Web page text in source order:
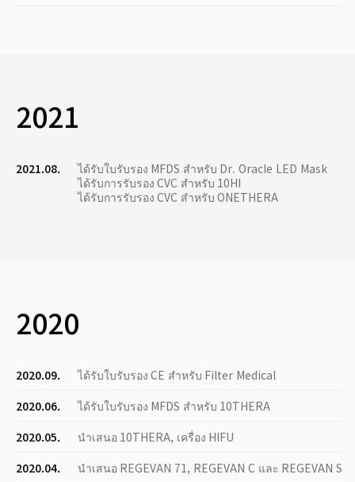
2021
2021.08.
ได้รับใบรับรอง MFDS สำหรับ Dr. Oracle LED Mask
ได้รับการรับรอง CVC สำหรับ 10HI
ได้รับการรับรอง CVC สำหรับ ONETHERA
2020
2020.09.
ได้รับใบรับรอง CE สำหรับ Filter Medical
2020.06.
ได้รับใบรับรอง MFDS สำหรับ 10THERA
2020.05.
นำเสนอ 10THERA, เครื่อง HIFU
2020.04.
นำเสนอ REGEVAN 71, REGEVAN C และ REGEVAN S